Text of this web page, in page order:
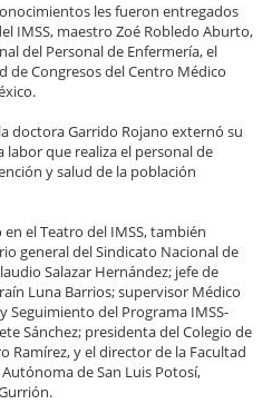
les fueron entregados
IMSS, maestro Zoé Robledo Aburto,
del Personal de Enfermería, el
de Congresos del Centro Médico
doctora Garrido Rojano externó su
que realiza el personal de
y salud de la población
el Teatro del IMSS, también
general del Sindicato Nacional de
Salazar Hernández; jefe de
Luna Barrios; supervisor Médico
Seguimiento del Programa IMSS-
Sánchez; presidenta del Colegio de
Ramírez, y el director de la Facultad
de San Luis Potosí,